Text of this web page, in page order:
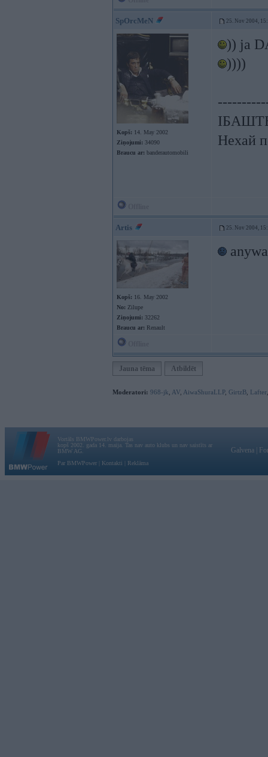
SpOrcMeN 25. Nov 2004,
Kopš: 14. May 2002
Ziņojumi: 34090
Braucu ar: banderautomobili
)) ja
))))
Нехай
Artis 25. Nov 2004,
Kopš: 16. May 2002
No: Zilupe
Ziņojumi: 32262
Braucu ar: Renault
Jauna tēma Atbildēt
Moderatori: 968-jk AV AiwaShuraLLP, GirtzB Lafter
Vortāls BMWPower.lv darbojas
kopš 2002. gada 14. maija. Tas nav auto klubs un nav saistīts ar
BMW AG.
Par BMWPower
Kontakti Reklāma
Galvena